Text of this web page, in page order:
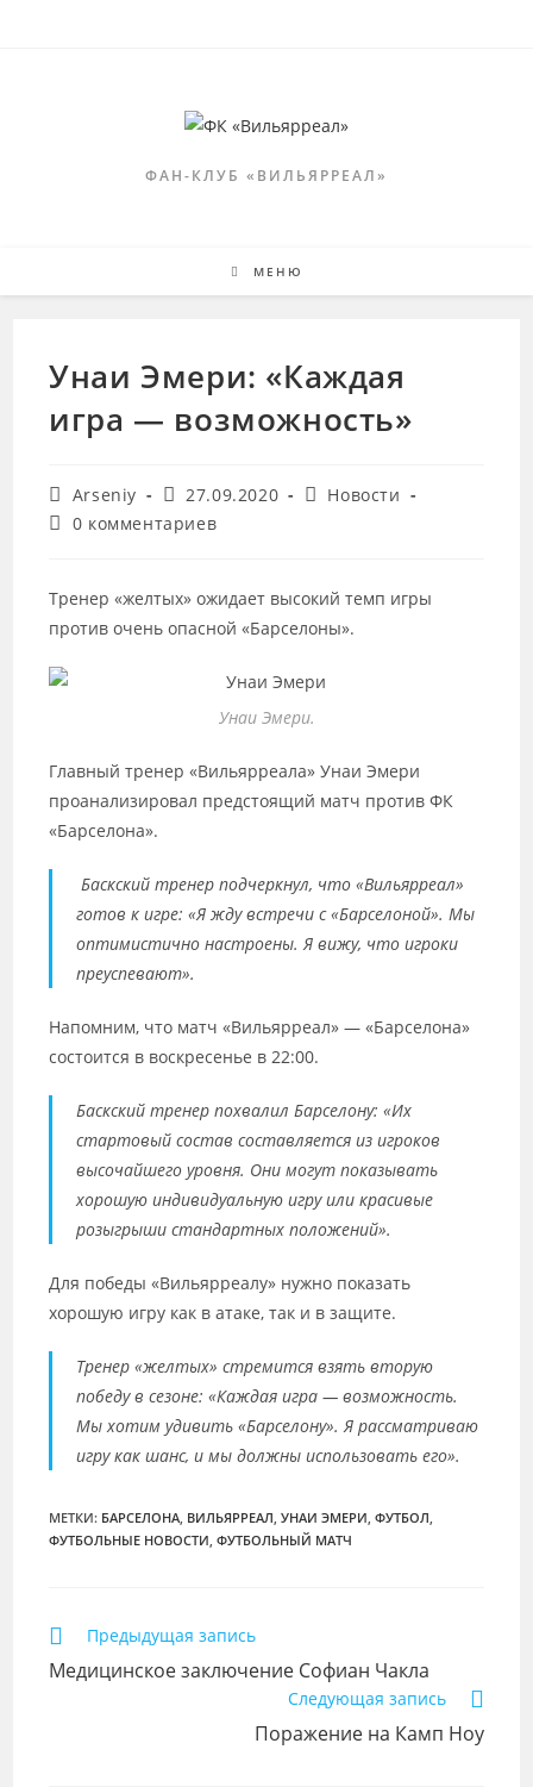
ФАН-КЛУБ «ВИЛЬЯРРЕАЛ»
МЕНЮ
Унаи Эмери: «Каждая
игра — возможность»
Автор
записи:
Arseniy
Запись
опубликована:
27.09.2020
Рубрика
Новости
Комментарии
0 комментариев
Тренер «желтых» ожидает высокий темп игры
против очень опасной «Барселоны».
Унаи Эмери.
Главный тренер «Вильярреала» Унаи Эмери
проанализировал предстоящий матч против ФК
«Барселона».
Баскский тренер подчеркнул, что «Вильярреал»
готов к игре: «Я жду встречи с «Барселоной». Мы
оптимистично настроены. Я вижу, что игроки
преуспевают».
Напомним, что матч «Вильярреал» — «Барселона»
состоится в воскресенье в 22:00.
Баскский тренер похвалил Барселону: «Их
стартовый состав составляется из игроков
высочайшего уровня. Они могут показывать
хорошую индивидуальную игру или красивые
розыгрыши стандартных положений».
Для победы «Вильярреалу» нужно показать
хорошую игру как в атаке, так и в защите.
Тренер «желтых» стремится взять вторую
победу в сезоне: «Каждая игра — возможность.
Мы хотим удивить «Барселону». Я рассматриваю
игру как шанс, и мы должны использовать его».
МЕТКИ: БАРСЕЛОНА ВИЛЬЯРРЕАЛ УНАИ ЭМЕРИ ФУТБОЛ
ФУТБОЛЬНЫЕ НОВОСТИ ФУТБОЛЬНЫЙ МАТЧ
Еще
Предыдущая запись
Медицинское заключение Софиан Чакла
Следующая запись
Поражение на Камп Ноу